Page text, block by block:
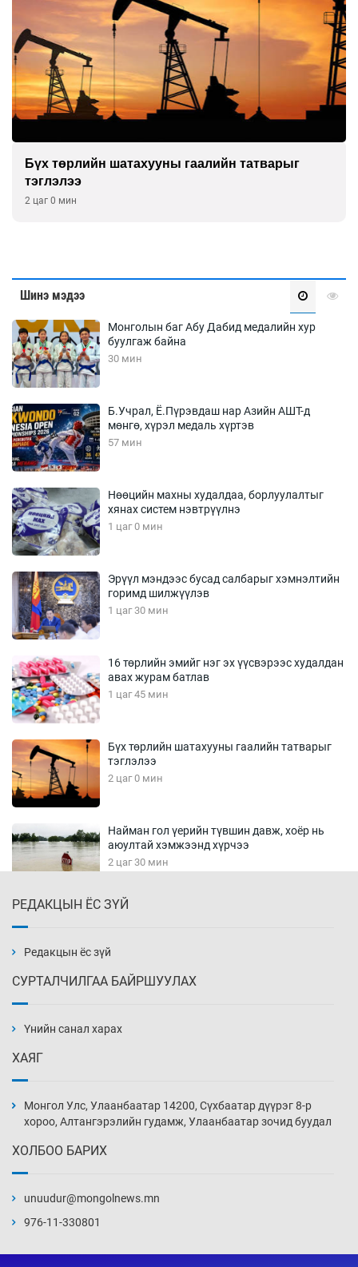
Бүх төрлийн шатахууны гаалийн татварыг
тэглэлээ
2 цаг 0 мин
Шинэ мэдээ
Монголын баг Абу Дабид медалийн хур
буулгаж байна
30 мин
Б.Учрал, Ё.Пүрэвдаш нар Азийн АШТ-д
мөнгө, хүрэл медаль хүртэв
57 мин
Нөөцийн махны худалдаа, борлуулалтыг
хянах систем нэвтрүүлнэ
1 цаг 0 мин
Эрүүл мэндээс бусад салбарыг хэмнэлтийн
горимд шилжүүлэв
1 цаг 30 мин
16 төрлийн эмийг нэг эх үүсвэрээс худалдан
авах журам батлав
1 цаг 45 мин
Бүх төрлийн шатахууны гаалийн татварыг
тэглэлээ
2 цаг 0 мин
Найман гол үерийн түвшин давж, хоёр нь
аюултай хэмжээнд хүрчээ
2 цаг 30 мин
3 цаг 0 мин
3 цаг 30 мин
4 цаг 0 мин
18 цаг 29 мин
РЕДАКЦЫН ЁС ЗҮЙ
Редакцын ёс зүй
СУРТАЛЧИЛГАА БАЙРШУУЛАХ
Үнийн санал харах
ХАЯГ
Монгол Улс, Улаанбаатар 14200, Сүхбаатар дүүрэг 8-р
хороо, Алтангэрэлийн гудамж, Улаанбаатар зочид буудал
ХОЛБОО БАРИХ
unuudur@mongolnews.mn
976-11-330801